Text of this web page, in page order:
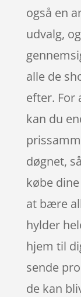
også en
udvalg,
alle de
efter. For
kan du
døgnet,
købe
at bære
hylder
hjem til
sende
de kan